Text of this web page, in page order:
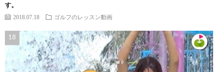
す。
2018.07.18 ゴルフのレッスン動画